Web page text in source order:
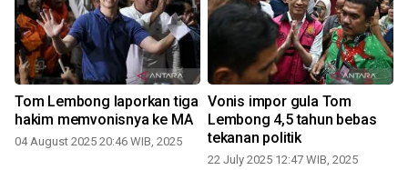
Tom Lembong laporkan tiga
hakim memvonisnya ke MA
04 August 2025 20:46 WIB, 2025
Vonis impor gula Tom
Lembong 4,5 tahun bebas
tekanan politik
22 July 2025 12:47 WIB, 2025